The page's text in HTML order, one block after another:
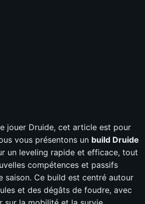
jouer Druide, cet article est pour
vous présentons un build Druide
un leveling rapide et efficace, tout
compétences et passifs
saison. Ce build est centré autour
et des dégâts de foudre, avec